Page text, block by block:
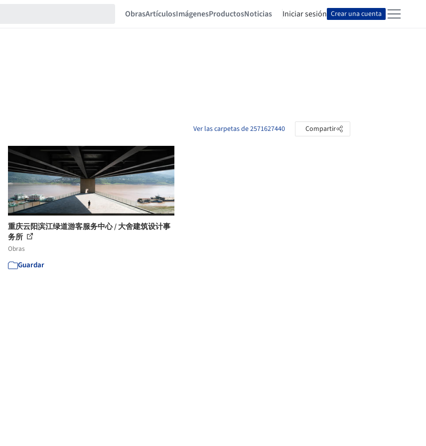
ObrasArtículosImágenesProductosNoticias Iniciar sesión Crear una cuenta
Ver las carpetas de 2571627440 Compartir
重庆云阳滨江绿道游客服务中心 / 大舍建筑设计事
务所
Obras
Guardar